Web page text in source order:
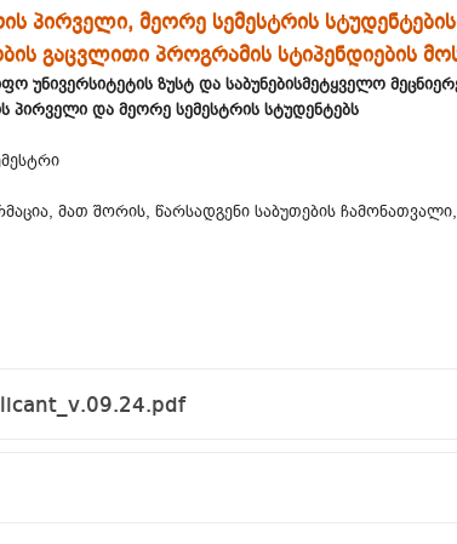
პირველი, მეორე სემესტრის
გაცვლითი პროგრამის სტიპენდიების
უნივერსიტეტის ზუსტ და საბუნებისმეტყველო
პირველი და მეორე სემესტრის სტუდენტებს
მათ შორის, წარსადგენი საბუთების ჩამონათვალი,